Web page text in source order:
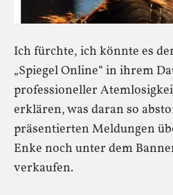
Ich fürchte, ich könnte es
„Spiegel Online“ in ihrem
professioneller
erklären, was daran so
präsentierten Meldungen
Enke noch unter dem
verkaufen.